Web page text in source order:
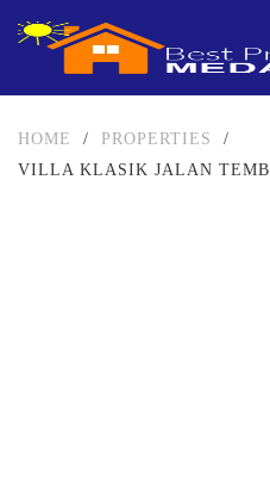
HOME / PROPERTIES
/
VILLA KLASIK JALAN